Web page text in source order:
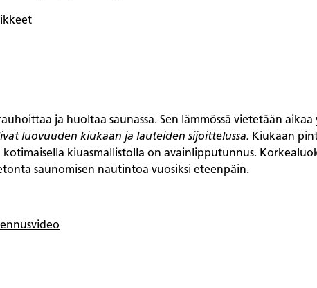
ja huoltaa saunassa. Sen lämmössä vietetään aikaa
luovuuden kiukaan ja lauteiden sijoittelussa. Kiukaan
kiuasmallistolla on avainlipputunnus.
saunomisen nautintoa vuosiksi eteenpäin.